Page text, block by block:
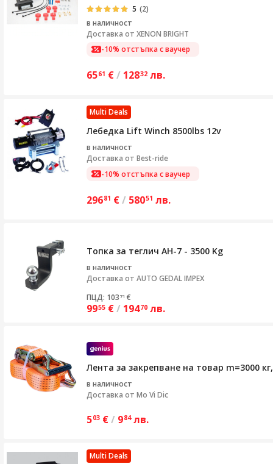
5 (2)
в наличност
Доставка от XENON BRIGHT
-10% отстъпка с ваучер
6561 €/ 12832 лв.
Multi Deals
Лебедка Lift Winch 8500lbs 12v
в наличност
Доставка от Best-ride
-10% отстъпка с ваучер
29681 €/ 58051 лв.
Топка за теглич AH-7 - 3500 Kg
в наличност
Доставка от AUTO GEDAL IMPEX
ПЦД: 103 71 €
9955 €/ 19470 лв.
Лента за закрепване на товар m=3000
в наличност
Доставка от Mo Vi Dic
503 €/ 984 лв.
Multi Deals